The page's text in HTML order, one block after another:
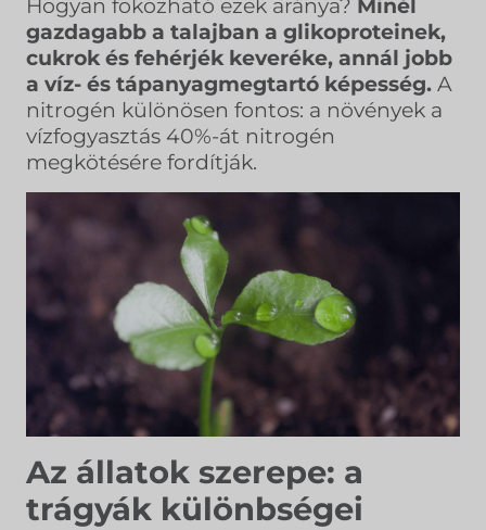
gazdagabb a talajban a glikoproteinek,
cukrok és fehérjék keveréke, annál jobb
a víz- és tápanyagmegtartó képesség. A
nitrogén különösen fontos: a növények a
vízfogyasztás 40%-át nitrogén
megkötésére fordítják.
Az állatok szerepe: a
trágyák különbségei